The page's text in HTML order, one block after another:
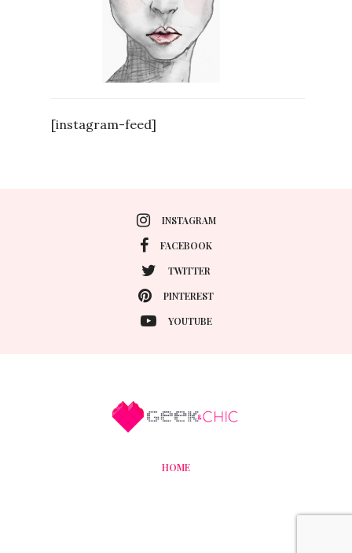
[instagram-feed]
INSTAGRAM
FACEBOOK
TWITTER
PINTEREST
YOUTUBE
HOME